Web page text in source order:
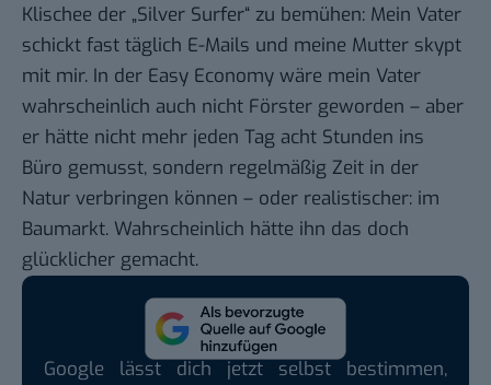
Klischee der „Silver Surfer“ zu bemühen: Mein Vater
schickt fast täglich E-Mails und meine Mutter skypt
mit mir. In der Easy Economy wäre mein Vater
wahrscheinlich auch nicht Förster geworden – aber
er hätte nicht mehr jeden Tag acht Stunden ins
Büro gemusst, sondern regelmäßig Zeit in der
Natur verbringen können – oder realistischer: im
Baumarkt. Wahrscheinlich hätte ihn das doch
glücklicher gemacht.
Google lässt dich jetzt selbst bestimmen,